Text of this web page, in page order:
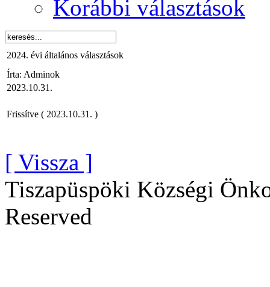
Korábbi választások
2024. évi általános választások
Írta: Adminok
2023.10.31.
Frissítve ( 2023.10.31. )
[ Vissza ]
Tiszapüspöki Községi
Reserved